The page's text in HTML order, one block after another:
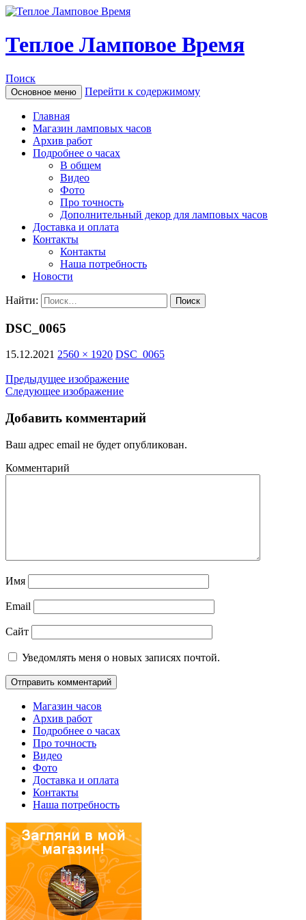
Теплое Ламповое Время
Поиск
Основное меню Перейти к содержимому
Главная
Магазин ламповых часов
Архив работ
Подробнее о часах
В общем
Видео
Фото
Про точность
Дополнительный декор для ламповых часов
Доставка и оплата
Контакты
Контакты
Наша потребность
Новости
Найти:
DSC_0065
15.12.2021 2560 × 1920 DSC_0065
Предыдущее изображение
Следующее изображение
Добавить комментарий
Ваш адрес email не будет опубликован.
Комментарий
Имя
Email
Сайт
Уведомлять меня о новых записях почтой.
Магазин часов
Архив работ
Подробнее о часах
Про точность
Видео
Фото
Доставка и оплата
Контакты
Наша потребность